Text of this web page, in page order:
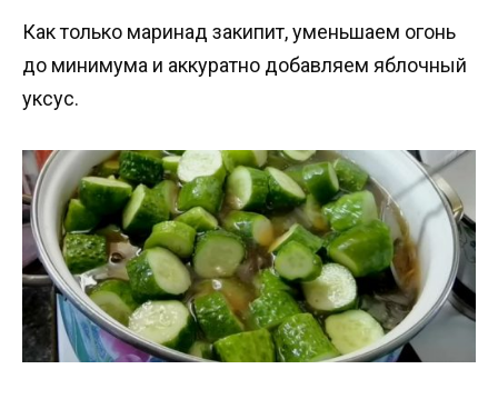
Как только маринад закипит, уменьшаем огонь
до минимума и аккуратно добавляем яблочный
уксус.